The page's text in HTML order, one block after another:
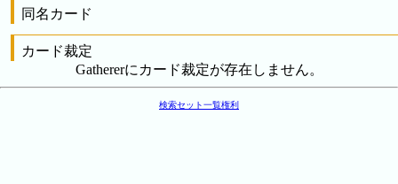
同名カード
カード裁定
Gathererにカード裁定が存在しません。
検索セット一覧権利